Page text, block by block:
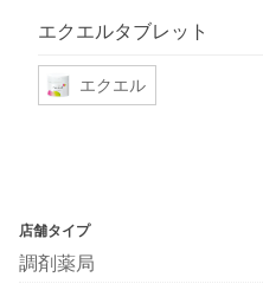
エクエルタブレット
エクエル
店舗タイプ
調剤薬局